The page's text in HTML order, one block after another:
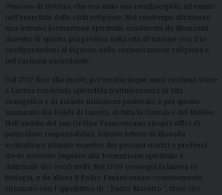
Vescovo di Bovino, che era stato suo condiscepolo ed emulo
nell’esercizio delle virtù religiose. Nel contempo attraverso
una intensa formazione spirituale coadiuvata da illuminati
maestri di spirito, progrediva nella vita di unione con Dio
configurandosi al Signore nella consacrazione religiosa e
nel carisma sacerdotale.
Dal 1707 fino alla morte, per trentacinque anni continui visse
a Lucera rendendo splendida testimonianza di vita
evangelica e di zelante ministero pastorale, e per questo
ammirato dai fedeli di Lucera, di tutta la Daunia e del Molise.
Nell’ambito del suo Ordine Francescano ricoprì uffici di
particolare responsabilità. Valente lettore di filosofia
scolastica e stimato maestro dei giovani novizi e professi,
diede notevole impulso alla formazione spirituale e
dottrinale dei confratelli. Nel 1709 conseguì la laurea in
teologia, e da allora il Padre Fasani venne comunemente
chiamato con l’appellativo di ” Padre Maestro “, titolo che